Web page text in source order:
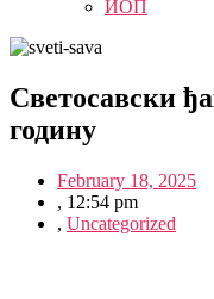
ИОП
Светосавски
годину
February 18, 2025
, 12:54 pm
, Uncategorized